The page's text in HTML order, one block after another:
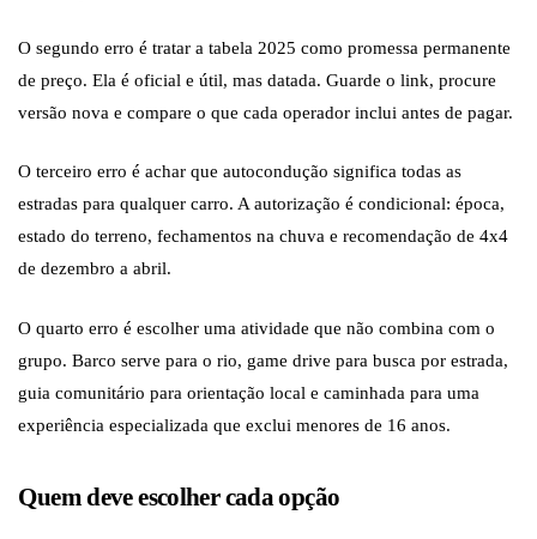
O segundo erro é tratar a tabela 2025 como promessa permanente
de preço. Ela é oficial e útil, mas datada. Guarde o link, procure
versão nova e compare o que cada operador inclui antes de pagar.
O terceiro erro é achar que autocondução significa todas as
estradas para qualquer carro. A autorização é condicional: época,
estado do terreno, fechamentos na chuva e recomendação de 4x4
de dezembro a abril.
O quarto erro é escolher uma atividade que não combina com o
grupo. Barco serve para o rio, game drive para busca por estrada,
guia comunitário para orientação local e caminhada para uma
experiência especializada que exclui menores de 16 anos.
Quem deve escolher cada opção